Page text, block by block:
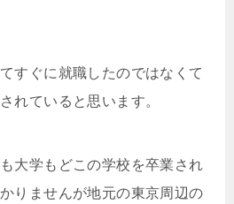
すぐに就職したのではなくて
れていると思います。
大学もどこの学校を卒業され
りませんが地元の東京周辺の